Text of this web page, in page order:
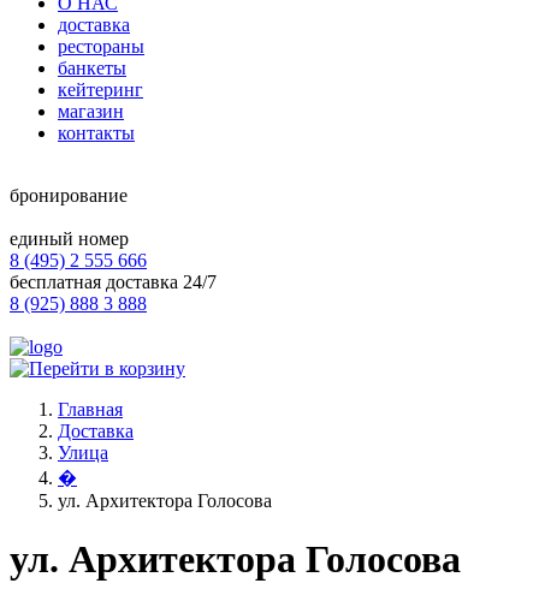
доставка
рестораны
банкеты
кейтеринг
магазин
контакты
бронирование
единый номер
8 (495) 2 555 666
бесплатная доставка 24/7
8 (925) 888 3 888
Главная
Доставка
Улица
�
ул. Архитектора Голосова
ул. Архитектора Голосова